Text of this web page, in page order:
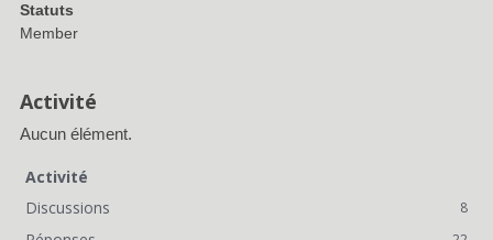
Statuts
Member
Activité
Aucun élément.
Activité
Discussions
8